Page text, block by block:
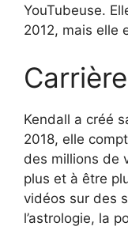
YouTubeuse.
2012, mais elle
Carrière
Kendall a créé
2018, elle
des millions de
plus et à être
vidéos sur des
l’astrologie, la